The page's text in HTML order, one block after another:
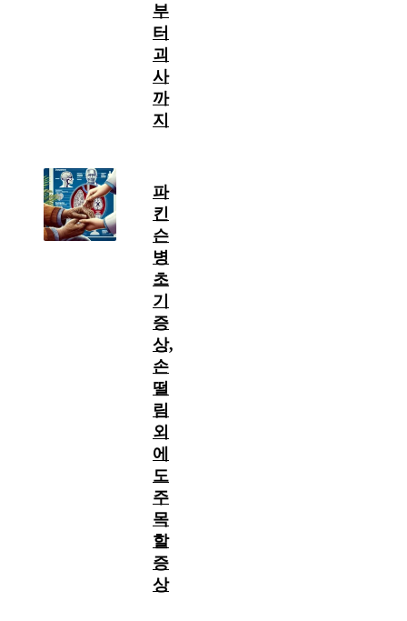
부
터
괴
사
까
지
파
킨
슨
병
초
기
증
상,
손
떨
림
외
에
도
주
목
할
증
상